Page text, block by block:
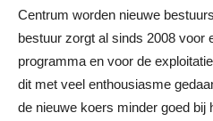
Centrum worden nieuwe
bestuur zorgt al sinds 2008 voor
programma en voor de
dit met veel enthousiasme
de nieuwe koers minder goed bij